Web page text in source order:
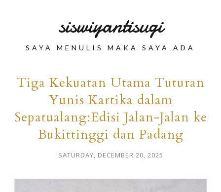
siswiyantisugi
SAYA MENULIS MAKA SAYA ADA
Tiga Kekuatan Utama Tuturan
Yunis Kartika dalam
Sepatualang:Edisi Jalan-Jalan ke
Bukittinggi dan Padang
SATURDAY, DECEMBER 20, 2025